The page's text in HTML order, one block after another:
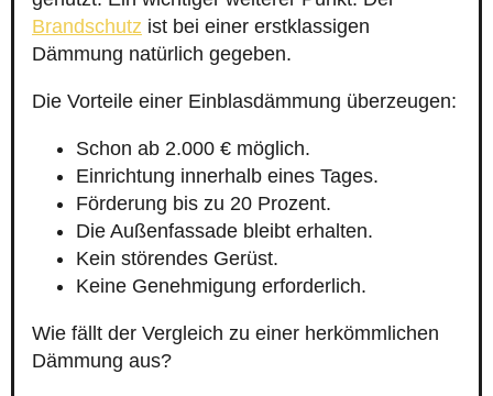
Brandschutz ist bei einer erstklassigen
Dämmung natürlich gegeben.
Die Vorteile einer Einblasdämmung überzeugen:
Schon ab 2.000 € möglich.
Einrichtung innerhalb eines Tages.
Förderung bis zu 20 Prozent.
Die Außenfassade bleibt erhalten.
Kein störendes Gerüst.
Keine Genehmigung erforderlich.
Wie fällt der Vergleich zu einer herkömmlichen
Dämmung aus?